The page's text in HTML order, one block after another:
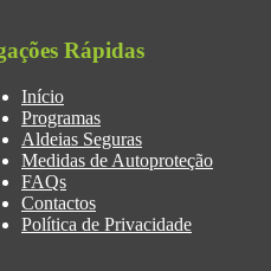
Rápidas
Início
Programas
Aldeias Seguras
Medidas de Autoproteção
FAQs
Contactos
Política de Privacidade